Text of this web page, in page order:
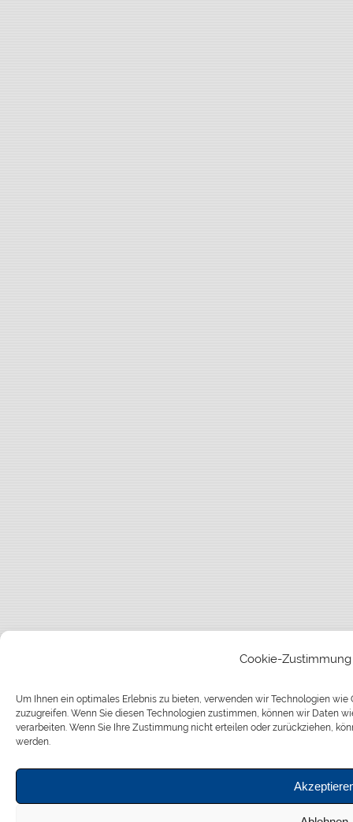
Cookie-
Um Ihnen ein optimales Erlebnis zu bieten, verwenden wir Technologien
zuzugreifen. Wenn Sie diesen Technologien zustimmen, können wir Daten
verarbeiten. Wenn Sie Ihre Zustimmung nicht erteilen oder zurückziehen,
werden.